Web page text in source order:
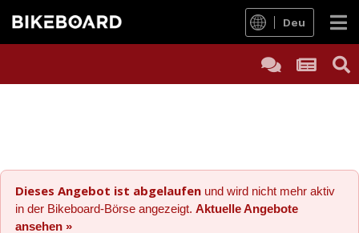
Deu
Dieses Angebot ist abgelaufen und wird nicht mehr aktiv
in der Bikeboard-Börse angezeigt. Aktuelle Angebote
ansehen »